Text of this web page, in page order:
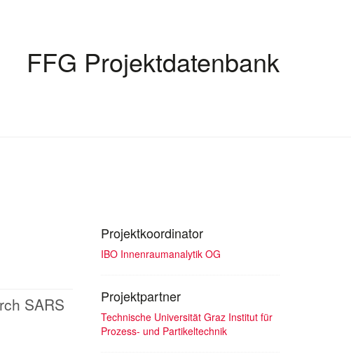
FFG Projektdatenbank
SARS
Projektkoordinator
IBO Innenraumanalytik OG
Projektpartner
Technische Universität Graz Institut für
Prozess- und Partikeltechnik